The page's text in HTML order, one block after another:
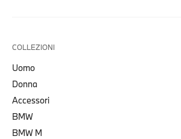
COLLEZIONI
Uomo
Donna
Accessori
BMW
BMW M